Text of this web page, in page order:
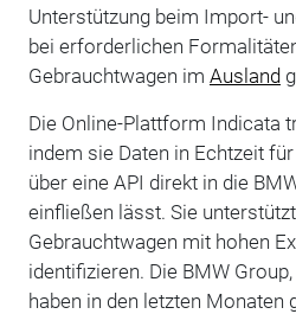
Unterstützung beim Import-
bei erforderlichen
Gebrauchtwagen im Ausland
Die Online-Plattform Indicata
indem sie Daten in Echtzeit
über eine API direkt in die
einfließen lässt. Sie
Gebrauchtwagen mit hohen
identifizieren. Die BMW
haben in den letzten Monaten